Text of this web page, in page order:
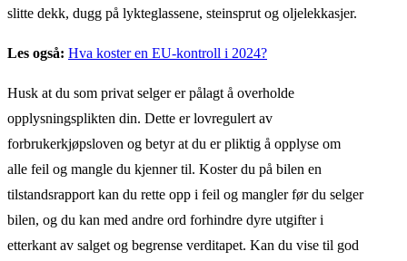
slitte dekk, dugg på lykteglassene, steinsprut og oljelekkasjer.
Les også: Hva koster en EU-kontroll i 2024?
Husk at du som privat selger er pålagt å overholde
opplysningsplikten din. Dette er lovregulert av
forbrukerkjøpsloven og betyr at du er pliktig å opplyse om
alle feil og mangle du kjenner til. Koster du på bilen en
tilstandsrapport kan du rette opp i feil og mangler før du selger
bilen, og du kan med andre ord forhindre dyre utgifter i
etterkant av salget og begrense verditapet. Kan du vise til god